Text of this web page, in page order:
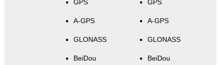
GPS
A-GPS
GLONASS
BeiDou
GPS
A-GPS
GLONASS
BeiDou